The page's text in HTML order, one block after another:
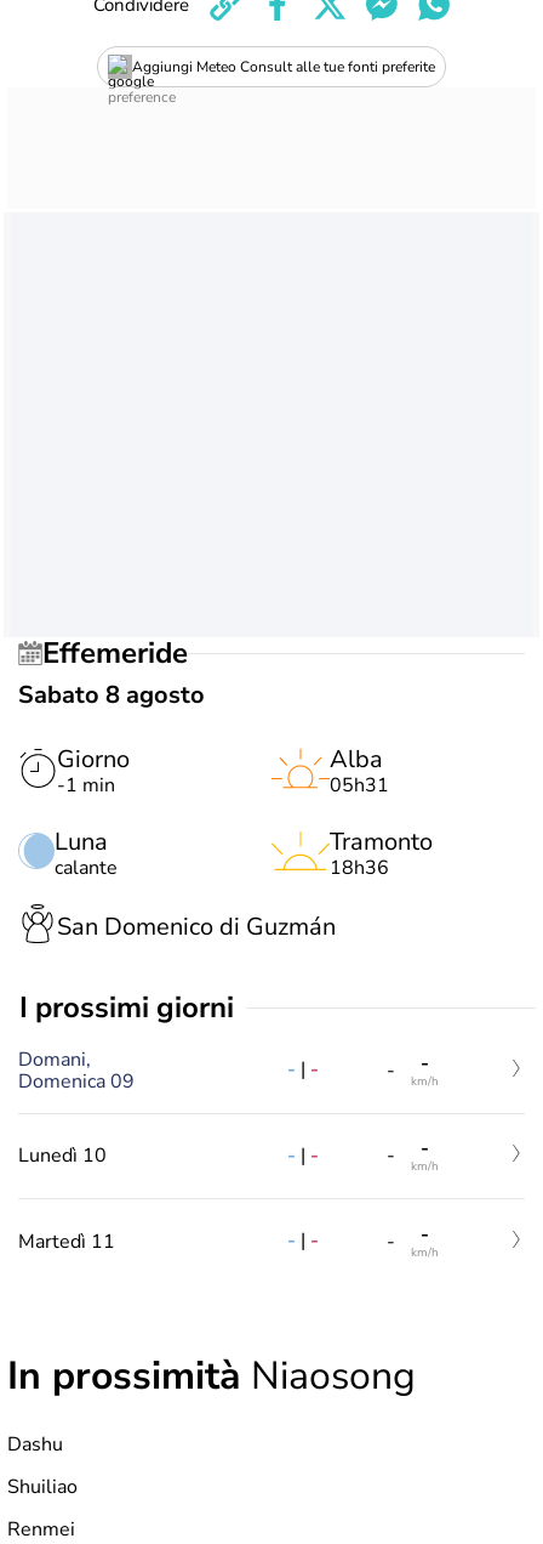
Aggiungi Meteo Consult alle tue fonti preferite
Condividere
Effemeride
Sabato 8 agosto
Giorno
-1 min
Luna
calante
Alba
05h31
Tramonto
18h36
San Domenico di Guzmán
i prossimi giorni
Domani,
Domenica 09
- | - - -
km/h
Lunedì 10 - | - - -
km/h
Martedì 11 - | - - -
km/h
In prossimità Niaosong
Dashu
Shuiliao
Renmei